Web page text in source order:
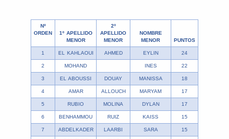
Nº
ORDEN
1º APELLIDO
MENOR
2º
APELLIDO
MENOR
NOMBRE
MENOR
PUNTOS
1 EL KAHLAOUI AHMED EYLIN 24
2 MOHAND INES 22
3 EL ABOUSSI DOUAY MANISSA 18
4 AMAR ALLOUCH MARYAM 17
5 RUBIO MOLINA DYLAN 17
6 BENHAMMOU RUIZ KAISS 15
7 ABDELKADER LAARBI SARA 15